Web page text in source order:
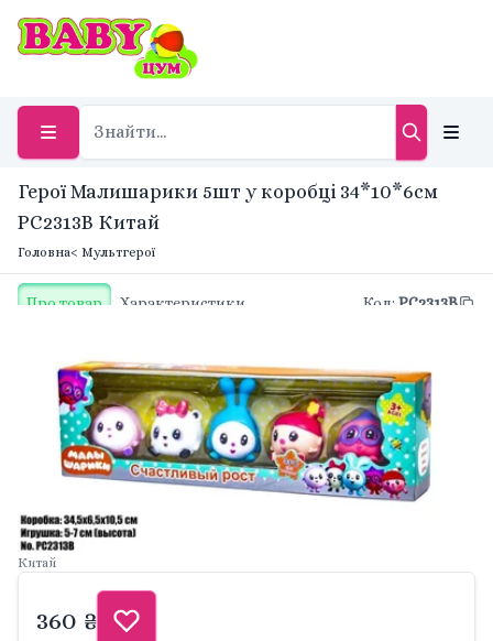
Герої Малишарики 5шт у коробці 34*10*6см
PC2313B Китай
Головна< Мультгерої
Про товар Характеристики Код: PC2313B
Китай
360 ₴